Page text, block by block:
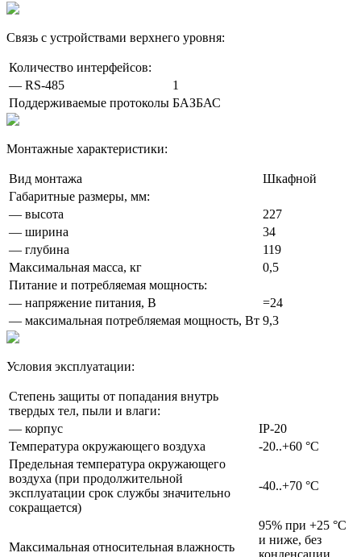
Связь с устройствами верхнего уровня:
Количество интерфейсов:
— RS-485
1
Поддерживаемые протоколы БАЗБАС
Монтажные характеристики:
Вид монтажа
Шкафной
Габаритные размеры, мм:
— высота
227
— ширина
34
— глубина
119
Максимальная масса, кг
0,5
Питание и потребляемая мощность:
— напряжение питания, В
=24
— максимальная потребляемая мощность, Вт 9,3
Условия эксплуатации:
Степень защиты от попадания внутрь
твердых тел, пыли и влаги:
— корпус
IP-20
Температура окружающего воздуха
-20..+60 °C
Предельная температура окружающего
воздуха (при продолжительной
эксплуатации срок службы значительно
сокращается)
-40..+70 °C
Максимальная относительная влажность
95% при +25 °C
и ниже, без